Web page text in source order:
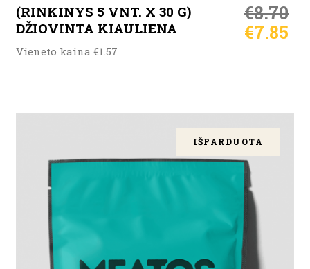
(RINKINYS 5 VNT. X 30 G)
DŽIOVINTA KIAULIENA
€8.70
€7.85
Vieneto kaina €1.57
IŠPARDUOTA